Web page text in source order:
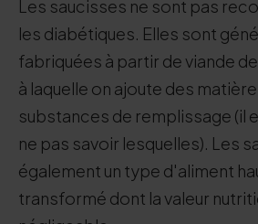
Les saucisses ne sont pas
les diabétiques. Elles sont
fabriquées à partir de viande
à laquelle on ajoute des
substances de remplissage (il
ne pas savoir lesquelles). Les
également un type d'aliment
transformé dont la valeur